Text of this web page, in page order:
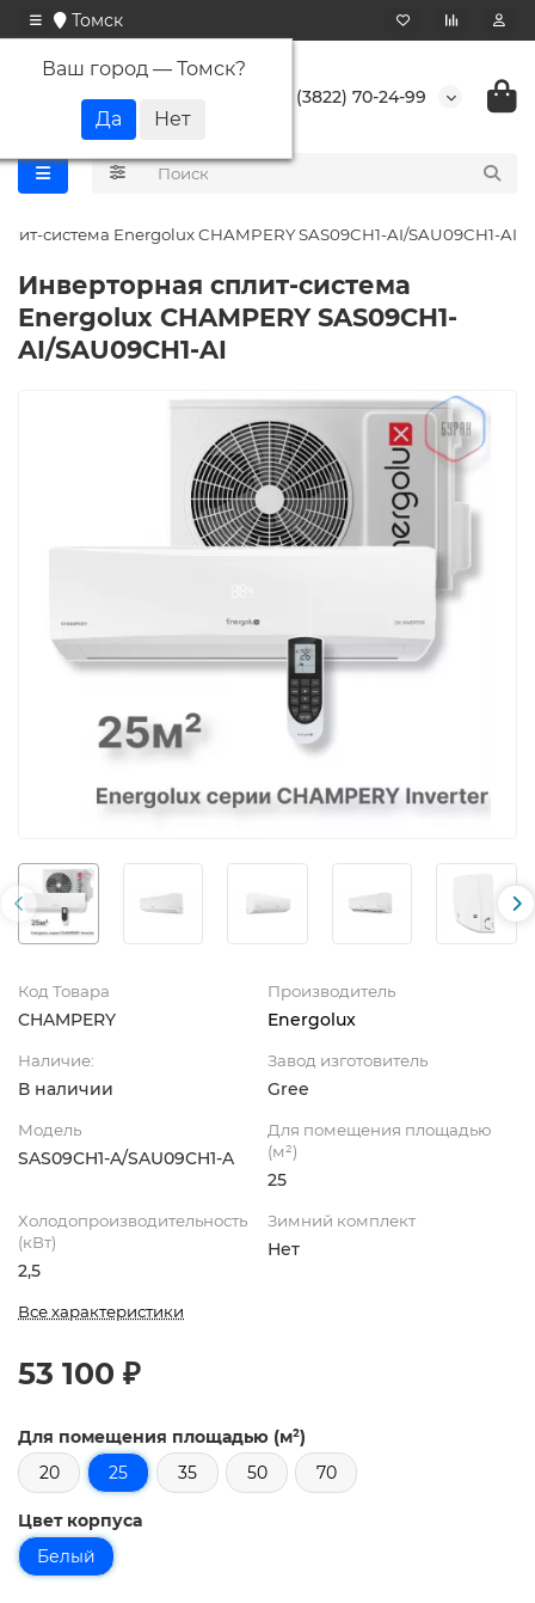
Томск
Ваш город — Томск?
+7 (3822) 70-24-99
система Energolux CHAMPERY SAS09CH1-AI/SAU09CH1-AI
Инверторная сплит-система
Energolux CHAMPERY SAS09CH1-
AI/SAU09CH1-AI
Код Товара
CHAMPERY
Производитель
Energolux
Наличие:
В наличии
Завод изготовитель
Gree
Модель
SAS09CH1-A/SAU09CH1-A
Для помещения площадью
(м²)
25
Холодопроизводительность
(кВт)
2,5
Зимний комплект
Нет
Все характеристики
53 100 ₽
Для помещения площадью (м²)
20
25 35 50 70
Цвет корпуса
Белый